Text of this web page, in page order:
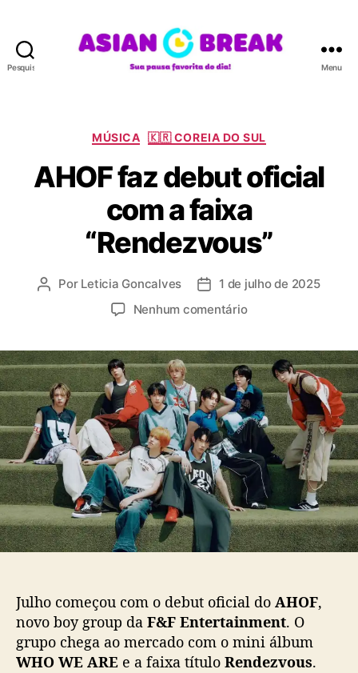
Pesquisar
A
B
R
E
A
K
Menu
C
t
e
g
o
r
i
s
MÚSICA 🇰🇷 COREIA DO SUL
AHOF faz debut oficial
com a faixa
“Rendezvous”
A
r
d
o
p
o
s
t
Por Leticia Goncalves
D
d
e
p
u
b
l
i
c
a
ç
o
1 de julho de 2025
Nenhum comentárioe
H
O
F
f
a
z
d
e
b
u
t
o
c
i
a
l
Julho começou com o debut oficial do AHOF,
novo boy group da F&F Entertainment. O
grupo chega ao mercado com o mini álbum
WHO WE ARE e a faixa título Rendezvous.